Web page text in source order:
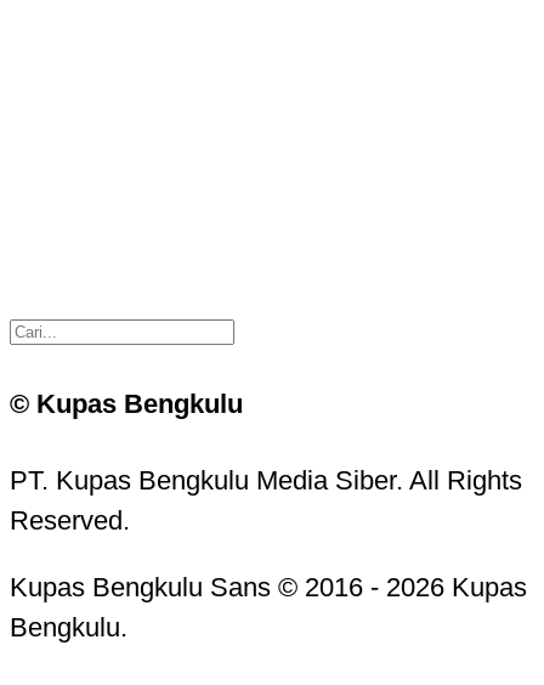
© Kupas Bengkulu
PT. Kupas Bengkulu Media Siber. All Rights
Reserved.
Kupas Bengkulu Sans © 2016 - 2026 Kupas
Bengkulu.